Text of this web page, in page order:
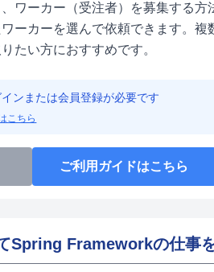
ワーカー（受注者）を募集する方
ーカーを選んで依頼できます。複
たい方におすすめです。
ンまたは会員登録が必要です
こちら
ご利用ガイドはこちら
Spring Frameworkの仕事